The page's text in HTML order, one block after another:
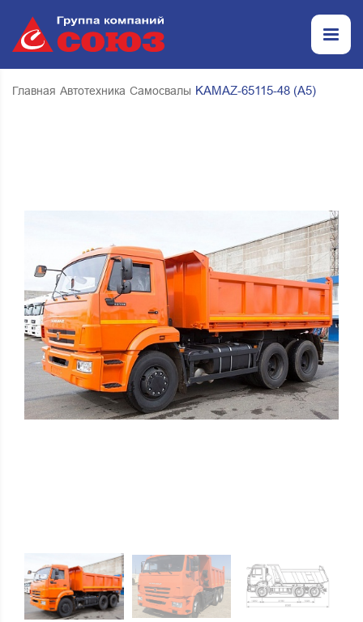
Главная Автотехника Самосвалы KAMAZ-65115-48 (А5)